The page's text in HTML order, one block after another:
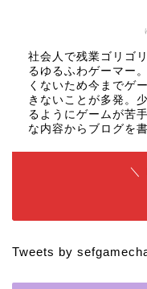
社会人で残業ゴリゴ
るゆるふわゲーマー
くないため今までゲ
きないことが多発。
るようにゲームが苦
な内容からブログを
＼
Tweets by